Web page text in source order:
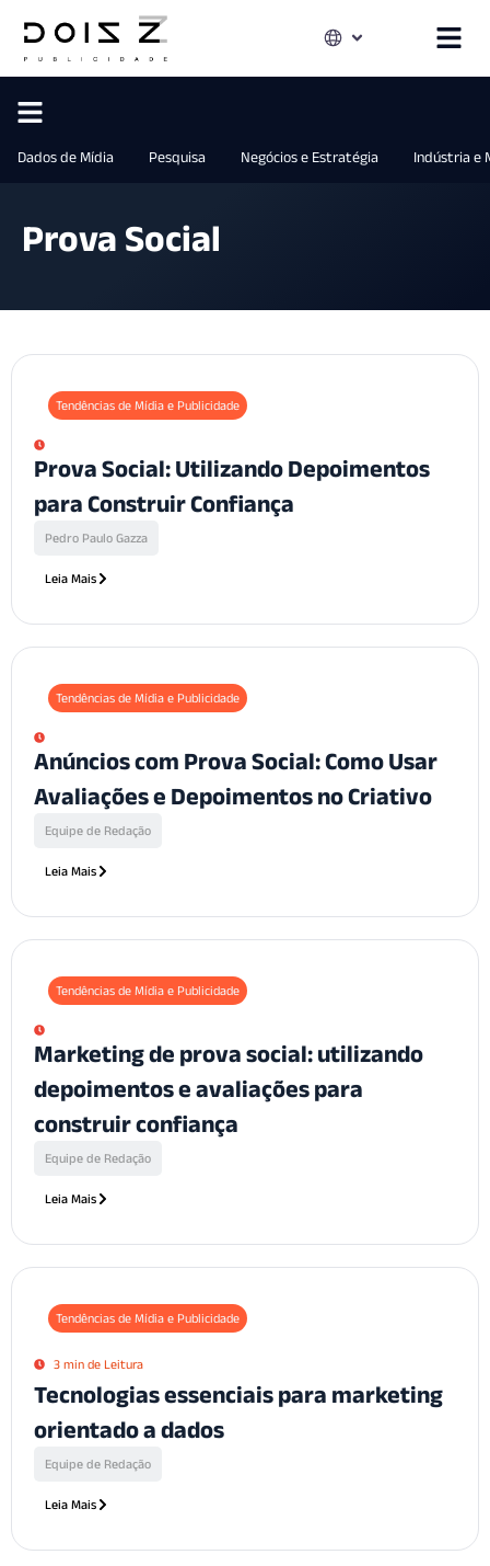
Dados de Mídia Pesquisa Negócios e Estratégia Indústria e
Prova Social
Tendências de Mídia e Publicidade
Prova Social: Utilizando Depoimentos
para Construir Confiança
Pedro Paulo Gazza
Leia Mais
Tendências de Mídia e Publicidade
Anúncios com Prova Social: Como Usar
Avaliações e Depoimentos no Criativo
Equipe de Redação
Leia Mais
Tendências de Mídia e Publicidade
Marketing de prova social: utilizando
depoimentos e avaliações para
construir confiança
Equipe de Redação
Leia Mais
Tendências de Mídia e Publicidade
3 min de Leitura
Tecnologias essenciais para marketing
orientado a dados
Equipe de Redação
Leia Mais